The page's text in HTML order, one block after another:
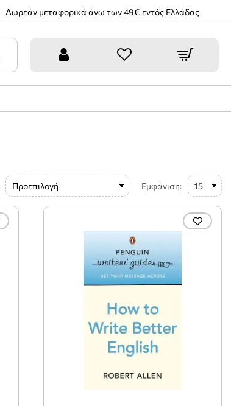
Δωρεάν μεταφορικά άνω των 49€ εντός Ελλάδας
Εμφάνιση: